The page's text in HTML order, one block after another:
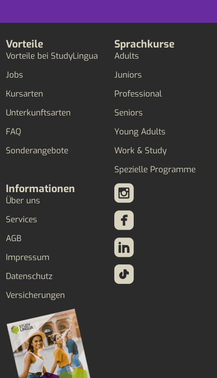
Vorteile
Vorteile bei StudyLingua
Jobs
Kursarten
Unterkunftsarten
FAQ
Sonderangebote
Sprachkurse
Adults
Juniors
Professional
Seniors
Young Adults
Work & Study
Spezielle Programme
Informationen
Über uns
Services
AGB
Impressum
Datenschutz
Versicherungen